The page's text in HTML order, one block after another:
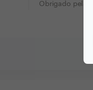
Obrigado pela